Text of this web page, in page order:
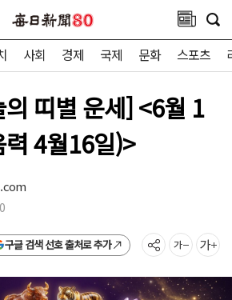
사회 경제 국제 문화 스포츠
띠별 운세] <6월 1
4월16일)>
구글 검색 선호 출처로 추가